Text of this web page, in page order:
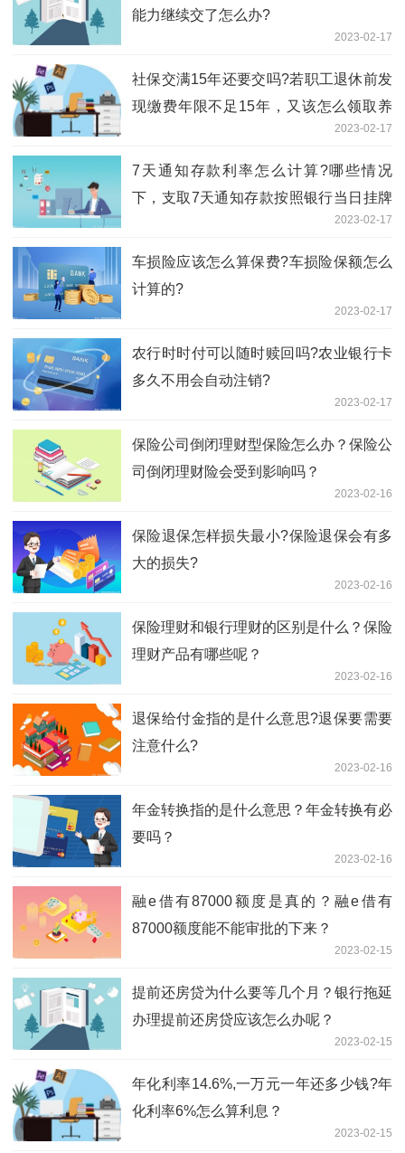
能力继续交了怎么办?
2023-02-17
社保交满15年还要交吗?若职工退休前发
现缴费年限不足15年，又该怎么领取养
2023-02-17
7天通知存款利率怎么计算?哪些情况
下，支取7天通知存款按照银行当日挂牌
2023-02-17
车损险应该怎么算保费?车损险保额怎么
计算的?
2023-02-17
农行时时付可以随时赎回吗?农业银行卡
多久不用会自动注销?
2023-02-17
保险公司倒闭理财型保险怎么办？保险公
司倒闭理财险会受到影响吗？
2023-02-16
保险退保怎样损失最小?保险退保会有多
大的损失?
2023-02-16
保险理财和银行理财的区别是什么？保险
理财产品有哪些呢？
2023-02-16
退保给付金指的是什么意思?退保要需要
注意什么?
2023-02-16
年金转换指的是什么意思？年金转换有必
要吗？
2023-02-16
融e借有87000额度是真的？融e借有
87000额度能不能审批的下来？
2023-02-15
提前还房贷为什么要等几个月？银行拖延
办理提前还房贷应该怎么办呢？
2023-02-15
年化利率14.6%,一万元一年还多少钱?年
化利率6%怎么算利息？
2023-02-15